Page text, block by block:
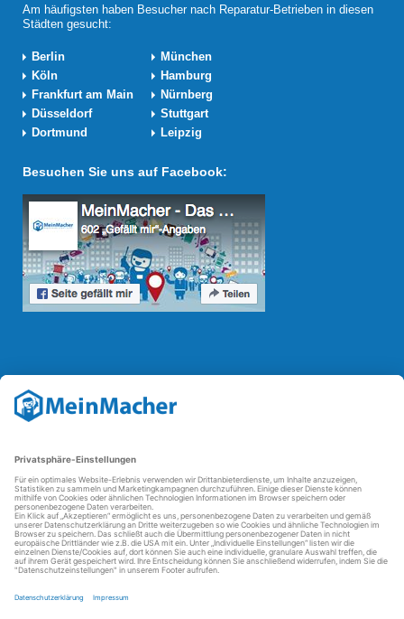
Am häufigsten haben Besucher nach Reparatur-Betrieben in diesen
Städten gesucht:
Berlin
München
Köln
Hamburg
Frankfurt am Main
Nürnberg
Düsseldorf
Stuttgart
Dortmund
Leipzig
Besuchen Sie uns auf Facebook:
Reparatur Revolution
Mit derReparatur-Revolution
Reparaturbedingungen in Deutschland: Für Produkte, die sich gut
reparierenden Betriebe und des Reparatur-Know-hows in
Deutschland.
Weitere Informationen
FAQ - häufig gestellte Fragen
Partner werden
Über uns